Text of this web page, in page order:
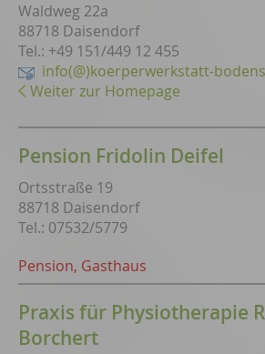
Waldweg 22a
88718 Daisendorf
Tel.: +49 151/449 12 455
info(@)koerperwerkstatt-
Weiter zur Homepage
Pension Fridolin Deifel
Ortsstraße 19
88718 Daisendorf
Tel.: 07532/5779
Pension, Gasthaus
Praxis für Physiotherapie
Borchert